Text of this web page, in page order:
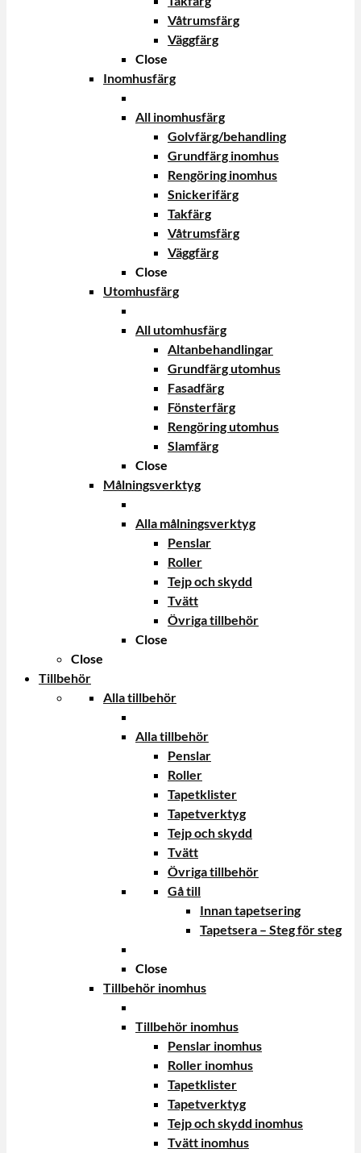
Våtrumsfärg
Väggfärg
Close
Inomhusfärg
All inomhusfärg
Golvfärg/behandling
Grundfärg inomhus
Rengöring inomhus
Snickerifärg
Takfärg
Våtrumsfärg
Väggfärg
Close
Utomhusfärg
All utomhusfärg
Altanbehandlingar
Grundfärg utomhus
Fasadfärg
Fönsterfärg
Rengöring utomhus
Slamfärg
Close
Målningsverktyg
Alla målningsverktyg
Penslar
Roller
Tejp och skydd
Tvätt
Övriga tillbehör
Close
Close
Tillbehör
Alla tillbehör
Alla tillbehör
Penslar
Roller
Tapetklister
Tapetverktyg
Tejp och skydd
Tvätt
Övriga tillbehör
Gå till
Innan tapetsering
Tapetsera – Steg för steg
Close
Tillbehör inomhus
Tillbehör inomhus
Penslar inomhus
Roller inomhus
Tapetklister
Tapetverktyg
Tejp och skydd inomhus
Tvätt inomhus